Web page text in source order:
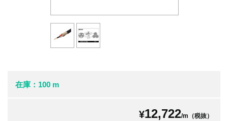
在庫：100 m
¥12,722/m（税抜）